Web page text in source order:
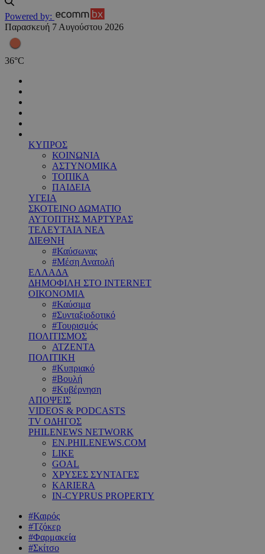
Powered by:
Παρασκευή 7 Αυγούστου 2026
36°C
ΚΥΠΡΟΣ
ΚΟΙΝΩΝΙΑ
ΑΣΤΥΝΟΜΙΚΑ
ΤΟΠΙΚΑ
ΠΑΙΔΕΙΑ
ΥΓΕΙΑ
ΣΚΟΤΕΙΝΟ ΔΩΜΑΤΙΟ
ΑΥΤΟΠΤΗΣ ΜΑΡΤΥΡΑΣ
ΤΕΛΕΥΤΑΙΑ ΝΕΑ
ΔΙΕΘΝΗ
#Καύσωνας
#Μέση Ανατολή
ΕΛΛΑΔΑ
ΔΗΜΟΦΙΛΗ ΣΤΟ INTERNET
ΟΙΚΟΝΟΜΙΑ
#Καύσιμα
#Συνταξιοδοτικό
#Τουρισμός
ΠΟΛΙΤΙΣΜΟΣ
ΑΤΖΕΝΤΑ
ΠΟΛΙΤΙΚΗ
#Κυπριακό
#Βουλή
#Κυβέρνηση
ΑΠΟΨΕΙΣ
VIDEOS & PODCASTS
TV ΟΔΗΓΟΣ
PHILENEWS NETWORK
EN.PHILENEWS.COM
LIKE
GOAL
ΧΡΥΣΕΣ ΣΥΝΤΑΓΕΣ
KARIERA
IN-CYPRUS PROPERTY
#Καιρός
#Τζόκερ
#Φαρμακεία
#Σκίτσο